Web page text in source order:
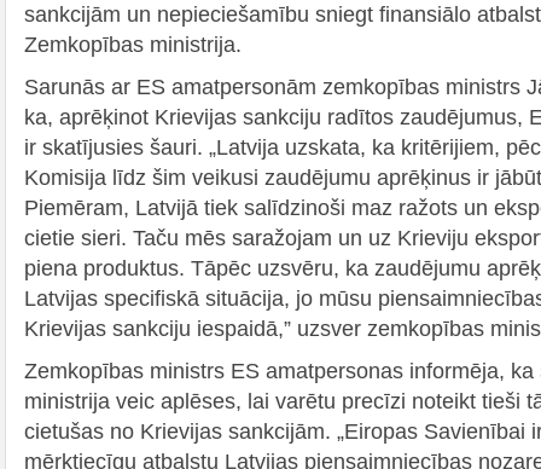
sankcijām un nepieciešamību sniegt finansiālo
Zemkopības ministrija.
Sarunās ar ES amatpersonām zemkopības ministrs
ka, aprēķinot Krievijas sankciju radītos zaudējumus,
ir skatījusies šauri. „Latvija uzskata, ka kritērijiem,
Komisija līdz šim veikusi zaudējumu aprēķinus ir
Piemēram, Latvijā tiek salīdzinoši maz ražots un
cietie sieri. Taču mēs saražojam un uz Krieviju
piena produktus. Tāpēc uzsvēru, ka zaudējumu
Latvijas specifiskā situācija, jo mūsu
Krievijas sankciju iespaidā,” uzsver zemkopības
Zemkopības ministrs ES amatpersonas informēja,
ministrija veic aplēses, lai varētu precīzi noteikt tieši
cietušas no Krievijas sankcijām. „Eiropas Savienībai
mērķtiecīgu atbalstu Latvijas piensaimniecības